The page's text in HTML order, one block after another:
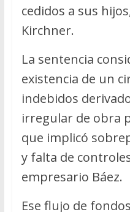
cedidos a sus
Kirchner.
La sentencia
existencia de un
indebidos
irregular de obra
que implicó
y falta de
empresario Báez.
Ese flujo de